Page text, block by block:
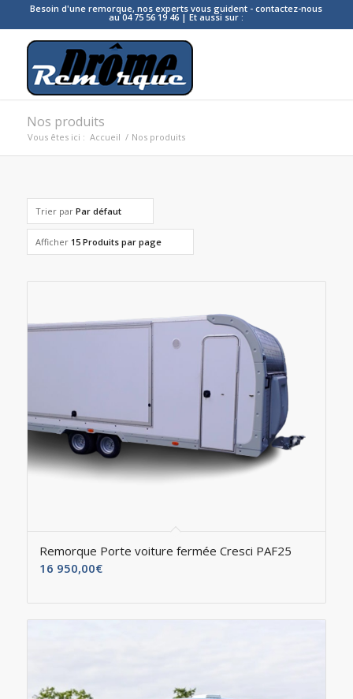
Besoin d'une remorque, nos experts vous guident - contactez-nous
au 04 75 56 19 46 | Et aussi sur :
Nos produits
Vous êtes ici : Accueil / Nos produits
Trier par Par défaut
Afficher 15 Produits par page
Remorque Porte voiture fermée Cresci PAF25
16 950,00€